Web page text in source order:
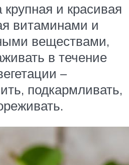
и красивая
витаминами и
веществами,
в течение
–
подкармливать,